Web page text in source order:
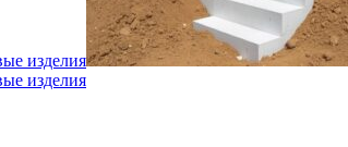
изделия
изделия